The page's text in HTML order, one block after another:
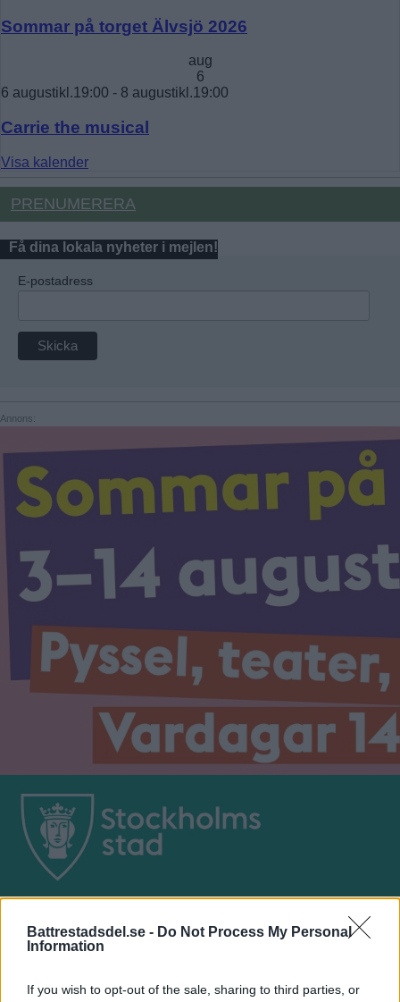
Battrestadsdel.se - Do Not Process My Personal
Information
If you wish to opt-out of the sale, sharing to third parties, or
Sommar på torget Älvsjö 2026
aug
6
6 augustikl.19:00 - 8 augustikl.19:00
Carrie the musical
Visa kalender
PRENUMERERA
Få dina lokala nyheter i mejlen!
E-postadress
Annons: